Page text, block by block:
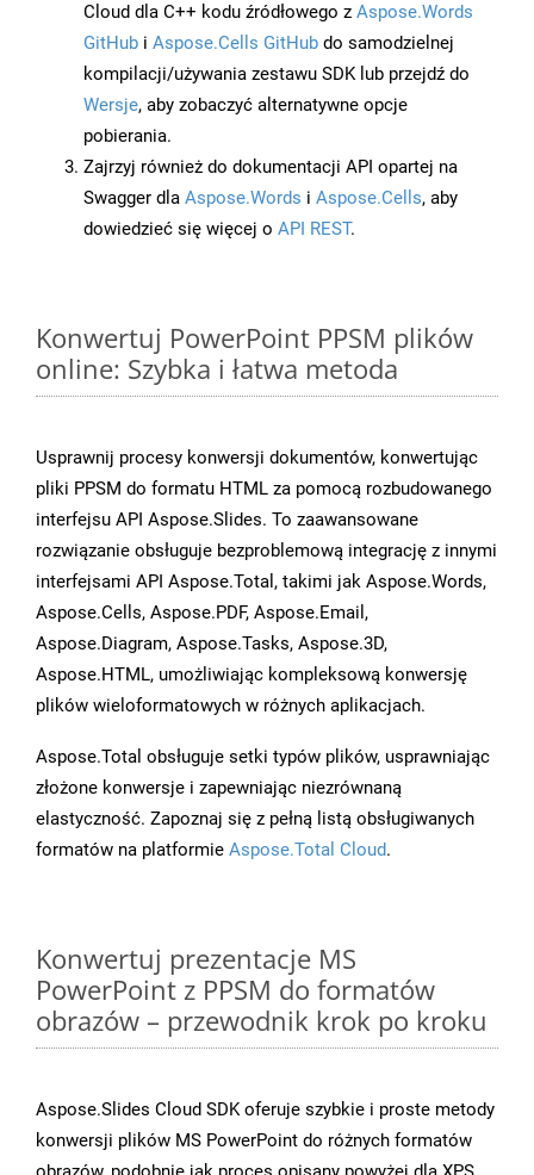
Cloud dla C++ kodu źródłowego z Aspose.Words
GitHub i Aspose.Cells GitHub do samodzielnej
kompilacji/używania zestawu SDK lub przejdź do
Wersje, aby zobaczyć alternatywne opcje
pobierania.
Zajrzyj również do dokumentacji API opartej na
Swagger dla Aspose.Words i Aspose.Cells, aby
dowiedzieć się więcej o API REST.
Konwertuj PowerPoint PPSM plików
online: Szybka i łatwa metoda
Usprawnij procesy konwersji dokumentów, konwertując
pliki PPSM do formatu HTML za pomocą rozbudowanego
interfejsu API Aspose.Slides. To zaawansowane
rozwiązanie obsługuje bezproblemową integrację z innymi
interfejsami API Aspose.Total, takimi jak Aspose.Words,
Aspose.Cells, Aspose.PDF, Aspose.Email,
Aspose.Diagram, Aspose.Tasks, Aspose.3D,
Aspose.HTML, umożliwiając kompleksową konwersję
plików wieloformatowych w różnych aplikacjach.
Aspose.Total obsługuje setki typów plików, usprawniając
złożone konwersje i zapewniając niezrównaną
elastyczność. Zapoznaj się z pełną listą obsługiwanych
formatów na platformie Aspose.Total Cloud.
Konwertuj prezentacje MS
PowerPoint z PPSM do formatów
obrazów – przewodnik krok po kroku
Aspose.Slides Cloud SDK oferuje szybkie i proste metody
konwersji plików MS PowerPoint do różnych formatów